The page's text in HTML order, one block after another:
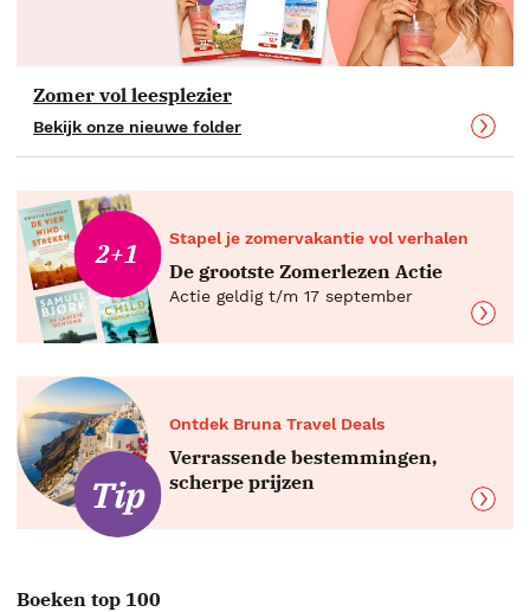
Zomer vol leesplezier
Bekijk onze nieuwe folder
2+1 Stapel je zomervakantie vol verhalen
De grootste Zomerlezen Actie
Actie geldig t/m 17 september
Ontdek Bruna Travel Deals
Verrassende bestemmingen,
scherpe prijzen
Boeken top 100